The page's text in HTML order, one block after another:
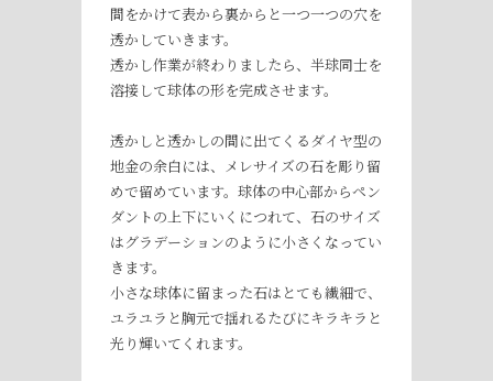
間をかけて表から裏からと一つ一つの穴を
透かしていきます。
透かし作業が終わりましたら、半球同士を
溶接して球体の形を完成させます。
透かしと透かしの間に出てくるダイヤ型の
地金の余白には、メレサイズの石を彫り留
めで留めています。球体の中心部からペン
ダントの上下にいくにつれて、石のサイズ
はグラデーションのように小さくなってい
きます。
小さな球体に留まった石はとても繊細で、
ユラユラと胸元で揺れるたびにキラキラと
光り輝いてくれます。